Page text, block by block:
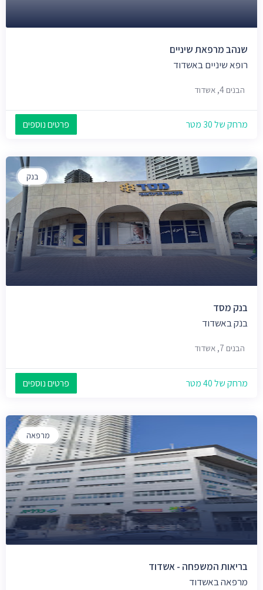
שנהב מרפאת שיניים
רופא שיניים באשדוד
הבנים 4, אשדוד
מרחק של 30 מטר פרטים נוספים
בנק
בנק מסד
בנק באשדוד
הבנים 7, אשדוד
מרחק של 40 מטר פרטים נוספים
מרפאה
בריאות המשפחה - אשדוד
מרפאה באשדוד